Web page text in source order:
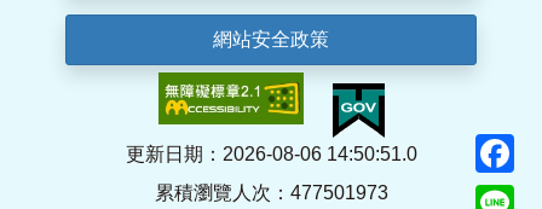
網站安全政策
更新日期：2026-08-06 14:50:51.0
累積瀏覽人次：477501973